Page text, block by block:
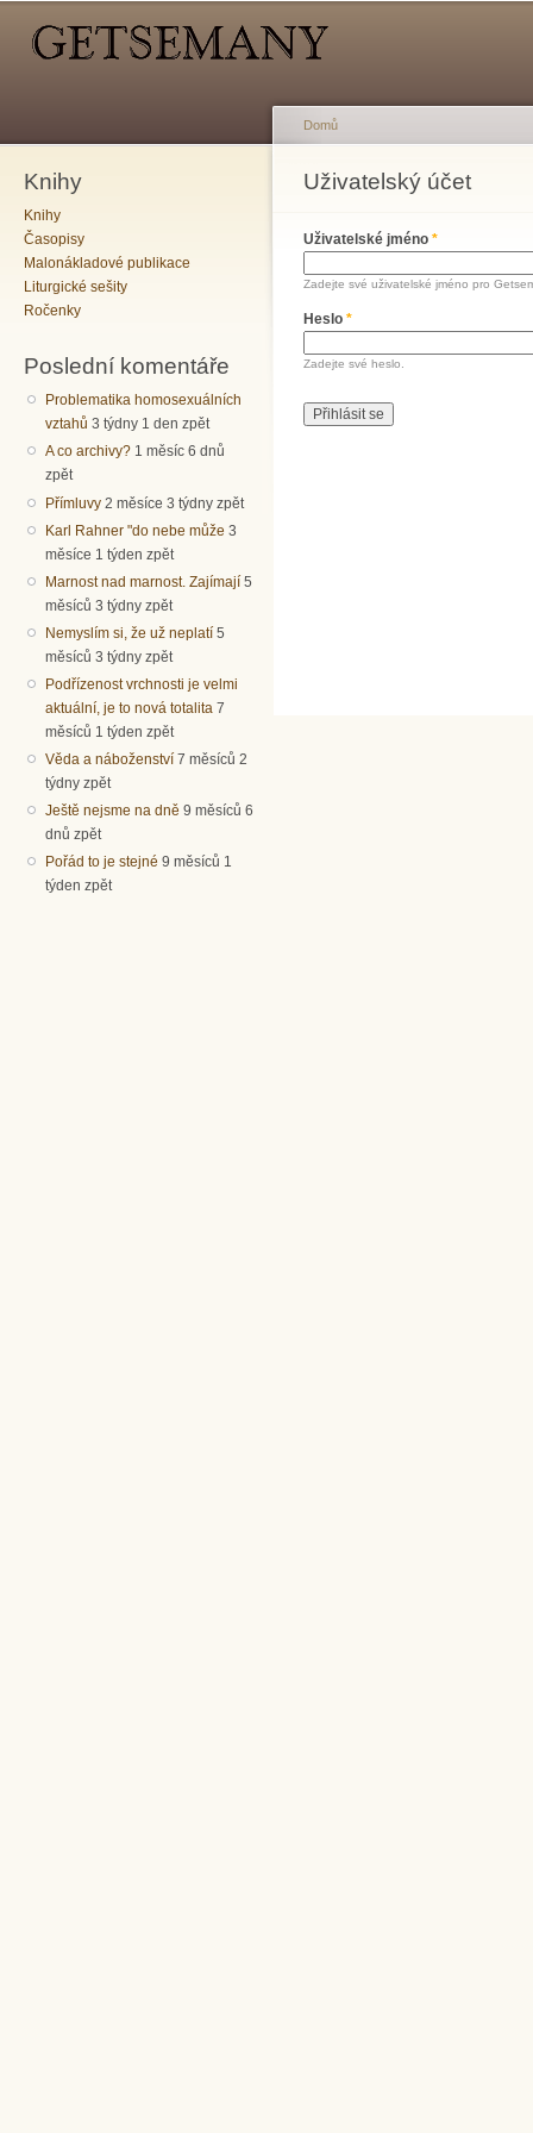
Knihy
Knihy
Časopisy
Malonákladové publikace
Liturgické sešity
Ročenky
Poslední komentáře
Problematika homosexuálních
vztahů 3 týdny 1 den zpět
A co archivy? 1 měsíc 6 dnů
zpět
Přímluvy 2 měsíce 3 týdny zpět
Karl Rahner "do nebe může 3
měsíce 1 týden zpět
Marnost nad marnost. Zajímají 5
měsíců 3 týdny zpět
Nemyslím si, že už neplatí 5
měsíců 3 týdny zpět
Podřízenost vrchnosti je velmi
aktuální, je to nová totalita 7
měsíců 1 týden zpět
Věda a náboženství 7 měsíců 2
týdny zpět
Ještě nejsme na dně 9 měsíců 6
dnů zpět
Pořád to je stejné 9 měsíců 1
týden zpět
Jste zde
Domů
Uživatelský účet
Hlavní záložky
Uživatelské jméno *
Zadejte své uživatelské jméno pro
Heslo *
Zadejte své heslo.